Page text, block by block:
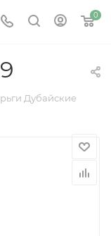
0
Дубайские